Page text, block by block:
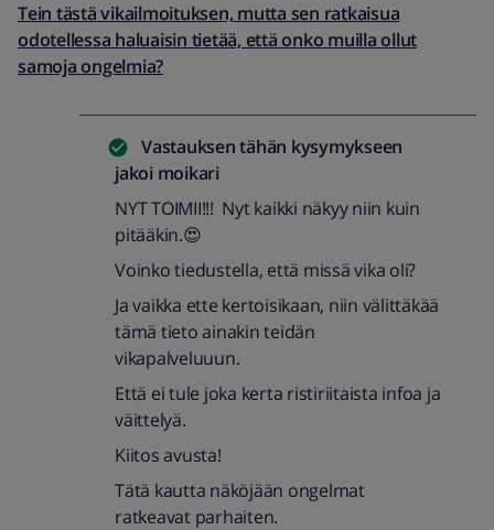
Tein tästä vikailmoituksen, mutta sen ratkaisua
odotellessa haluaisin tietää, että onko muilla ollut
samoja ongelmia?
Vastauksen tähän kysymykseen
jakoi moikari
NYT TOIMII!!! Nyt kaikki näkyy niin kuin
pitääkin.😍
Voinko tiedustella, että missä vika oli?
Ja vaikka ette kertoisikaan, niin välittäkää
tämä tieto ainakin teidän
vikapalveluuun.
Että ei tule joka kerta ristiriitaista infoa ja
väittelyä.
Kiitos avusta!
Tätä kautta näköjään ongelmat
ratkeavat parhaiten.